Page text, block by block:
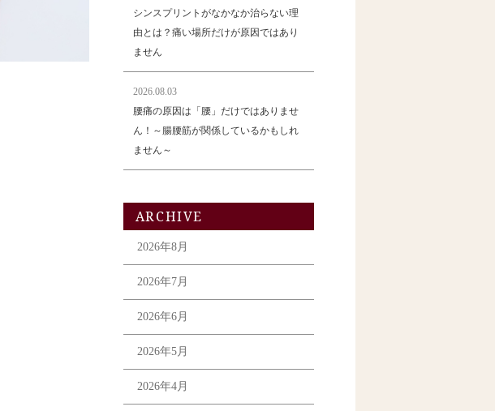
シンスプリントがなかなか治らない理
由とは？痛い場所だけが原因ではあり
ません
2026.08.03
腰痛の原因は「腰」だけではありませ
ん！～腸腰筋が関係しているかもしれ
ません～
ARCHIVE
2026年8月
2026年7月
2026年6月
2026年5月
2026年4月